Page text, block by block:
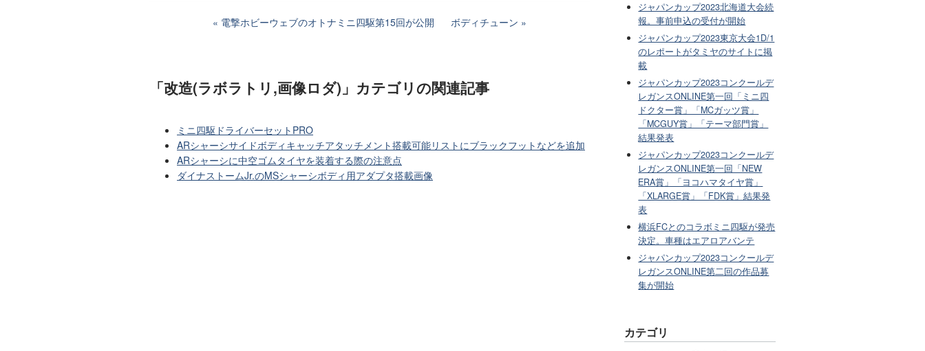
電撃ホビーウェブのオトナミニ四駆第15回が公開 ボディチューン
「改造(ラボラトリ,画像ロダ)」カテゴリの関連記事
ミニ四駆ドライバーセットPRO
ARシャーシサイドボディキャッチアタッチメント搭載可能リストにブラックフットなどを追加
ARシャーシに中空ゴムタイヤを装着する際の注意点
ダイナストームJr.のMSシャーシボディ用アダプタ搭載画像
ジャパンカップ2023北海道大会続
報。事前申込の受付が開始
ジャパンカップ2023東京大会1D/1
のレポートがタミヤのサイトに掲
載
ジャパンカップ2023コンクールデ
レガンスONLINE第一回「ミニ四
ドクター賞」「MCガッツ賞」
「MCGUY賞」「テーマ部門賞」
結果発表
ジャパンカップ2023コンクールデ
レガンスONLINE第一回「NEW
ERA賞」「ヨコハマタイヤ賞」
「XLARGE賞」「FDK賞」結果発
表
横浜FCとのコラボミニ四駆が発売
決定。車種はエアロアバンテ
ジャパンカップ2023コンクールデ
レガンスONLINE第二回の作品募
集が開始
カテゴリ